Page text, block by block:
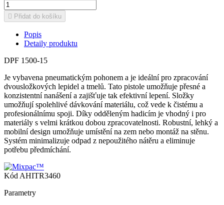
 Přidat do košíku
Popis
Detaily produktu
DPF 1500-15
Je vybavena pneumatickým pohonem a je ideální pro zpracování
dvousložkových lepidel a tmelů. Tato pistole umožňuje přesné a
konzistentní nanášení a zajišťuje tak efektivní lepení. Složky
umožňují spolehlivé dávkování materiálu, což vede k čistému a
profesionálnímu spoji. Díky odděleným hadicím je vhodný i pro
materiály s velmi krátkou dobou zpracovatelnosti. Robustní, lehký a
mobilní design umožňuje umístění na zem nebo montáž na stěnu.
Systém minimalizuje odpad z nepoužitého nátěru a eliminuje
potřebu předmíchání.
KódAHITR3460
Parametry